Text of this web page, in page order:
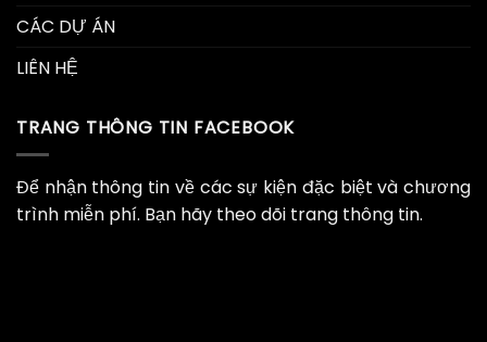
CÁC DỰ ÁN
LIÊN HỆ
TRANG THÔNG TIN FACEBOOK
Để nhận thông tin về các sự kiện đặc biệt và chương
trình miễn phí. Bạn hãy theo dõi trang thông tin.